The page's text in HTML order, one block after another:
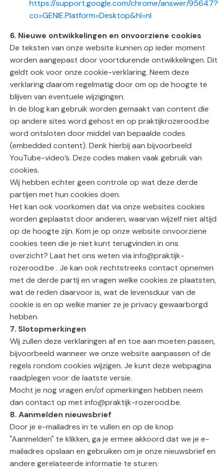
https://support.google.com/chrome/answer/95647?
co=GENIE.Platform=Desktop&hl=nl
6. Nieuwe ontwikkelingen en onvoorziene cookies
De teksten van onze website kunnen op ieder moment
worden aangepast door voortdurende ontwikkelingen. Dit
geldt ook voor onze cookie-verklaring. Neem deze
verklaring daarom regelmatig door om op de hoogte te
blijven van eventuele wijzigingen.
In de blog kan gebruik worden gemaakt van content die
op andere sites word gehost en op praktijkrozerood.be
word ontsloten door middel van bepaalde codes
(embedded content). Denk hierbij aan bijvoorbeeld
YouTube-video’s. Deze codes maken vaak gebruik van
cookies.
Wij hebben echter geen controle op wat deze derde
partijen met hun cookies doen.
Het kan ook voorkomen dat via onze websites cookies
worden geplaatst door anderen, waarvan wijzelf niet altijd
op de hoogte zijn. Kom je op onze website onvoorziene
cookies teen die je niet kunt terugvinden in ons
overzicht? Laat het ons weten via info@praktijk-
rozerood.be . Je kan ook rechtstreeks contact opnemen
met de derde partij en vragen welke cookies ze plaatsten,
wat de reden daarvoor is, wat de levensduur van de
cookie is en op welke manier ze je privacy gewaarborgd
hebben.
7. Slotopmerkingen
Wij zullen deze verklaringen af en toe aan moeten passen,
bijvoorbeeld wanneer we onze website aanpassen of de
regels rondom cookies wijzigen. Je kunt deze webpagina
raadplegen voor de laatste versie.
Mocht je nog vragen en/of opmerkingen hebben neem
dan contact op met info@praktijk-rozerood.be.
8. Aanmelden nieuwsbrief
Door je e-mailadres in te vullen en op de knop
"Aanmelden" te klikken, ga je ermee akkoord dat we je e-
mailadres opslaan en gebruiken om je onze nieuwsbrief en
andere gerelateerde informatie te sturen.